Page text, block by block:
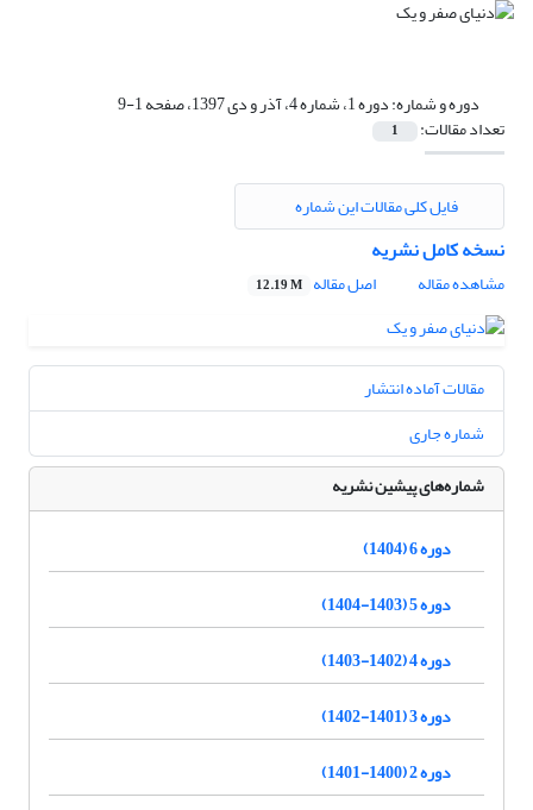
دوره و شماره:دوره 1، شماره 4، آذر و دی 1397، صفحه 1-9
تعداد مقالات: 1
فایل کلی مقالات این شماره
نسخه کامل نشریه
مشاهده مقاله اصل مقاله 12.19 M
مقالات آماده انتشار
شماره جاری
شماره‌های پیشین نشریه
دوره 6 (1404)
دوره 5 (1403-1404)
دوره 4 (1402-1403)
دوره 3 (1401-1402)
دوره 2 (1400-1401)